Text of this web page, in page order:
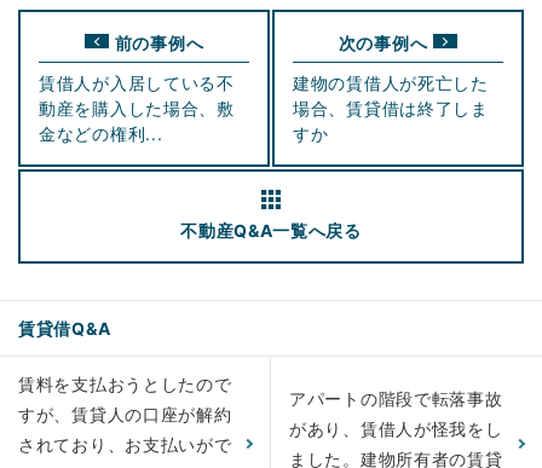
前の事例へ
賃借人が入居している不
動産を購入した場合、敷
金などの権利...
次の事例へ
建物の賃借人が死亡した
場合、賃貸借は終了しま
すか
不動産Q&A一覧へ戻る
賃貸借Q&A
賃料を支払おうとしたので
すが、賃貸人の口座が解約
されており、お支払いがで
アパートの階段で転落事故
があり、賃借人が怪我をし
ました。建物所有者の賃貸